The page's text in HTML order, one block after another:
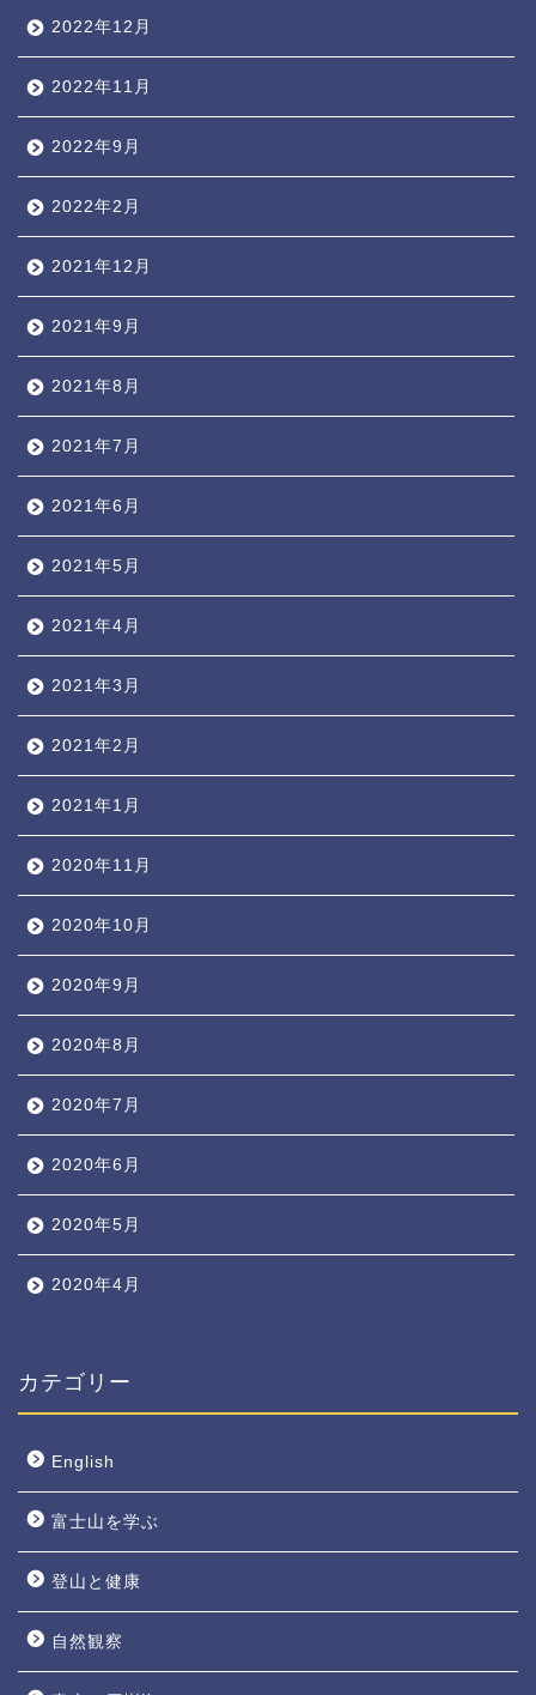
2022年12月
2022年11月
2022年9月
2022年2月
2021年12月
2021年9月
2021年8月
2021年7月
2021年6月
2021年5月
2021年4月
2021年3月
2021年2月
2021年1月
2020年11月
2020年10月
2020年9月
2020年8月
2020年7月
2020年6月
2020年5月
2020年4月
カテゴリー
English
富士山を学ぶ
登山と健康
自然観察